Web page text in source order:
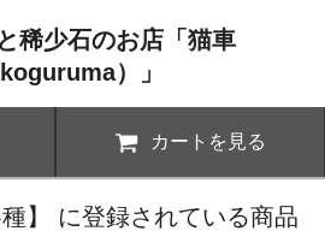
稀少石のお店「猫車
）」
カートを見る
種】 に登録されている商品